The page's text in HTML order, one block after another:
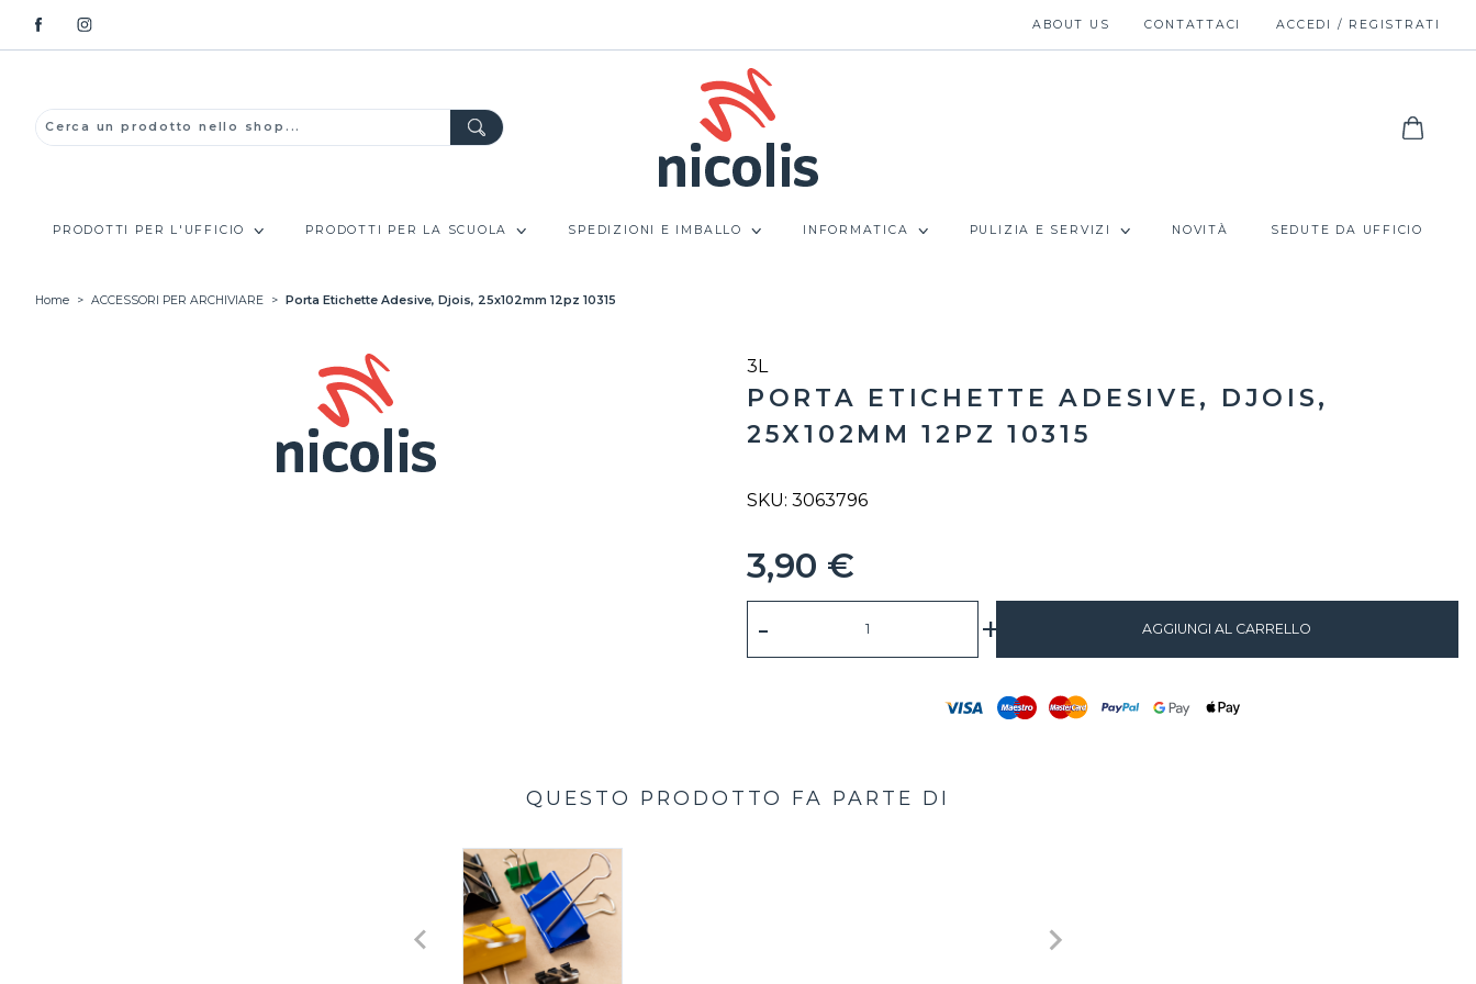
ABOUT US CONTATTACI ACCEDI / REGISTRATI
PRODOTTI PER L'UFFICIO PRODOTTI PER LA SCUOLA SPEDIZIONI E IMBALLO INFORMATICA PULIZIA E SERVIZI NOVITÀ SEDUTE DA UFFICIO
Home > ACCESSORI PER ARCHIVIARE > Porta Etichette Adesive, Djois, 25x102mm 12pz 10315
3L
PORTA ETICHETTE ADESIVE, DJOIS,
25X102MM 12PZ 10315
SKU: 3063796
3,90 €
-
+ AGGIUNGI AL CARRELLO
QUESTO PRODOTTO FA PARTE DI